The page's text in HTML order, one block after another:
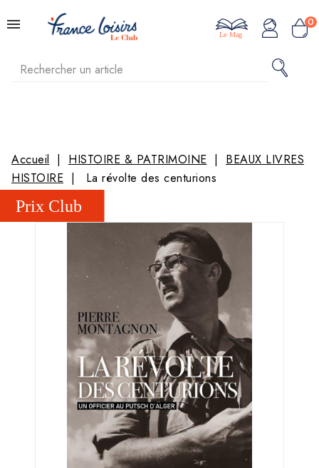
0
Le Mag
Accueil HISTOIRE & PATRIMOINE
BEAUX LIVRES
HISTOIRE
La révolte des centurions